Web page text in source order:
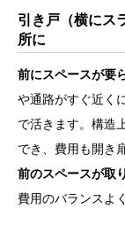
引き戸（横にス
所に
前にスペースが要
や通路がすぐ近く
で活きます。構造
でき、費用も開き
前のスペースが取
費用のバランスよ